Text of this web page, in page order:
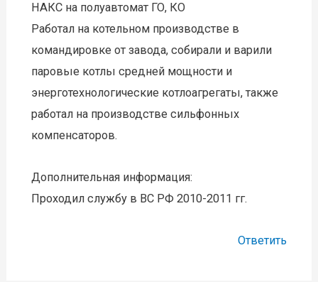
НАКС на полуавтомат ГО, КО
Работал на котельном производстве в
командировке от завода, собирали и варили
паровые котлы средней мощности и
энерготехнологические котлоагрегаты, также
работал на производстве сильфонных
компенсаторов.
Дополнительная информация:
Проходил службу в ВС РФ 2010-2011 гг.
Ответить